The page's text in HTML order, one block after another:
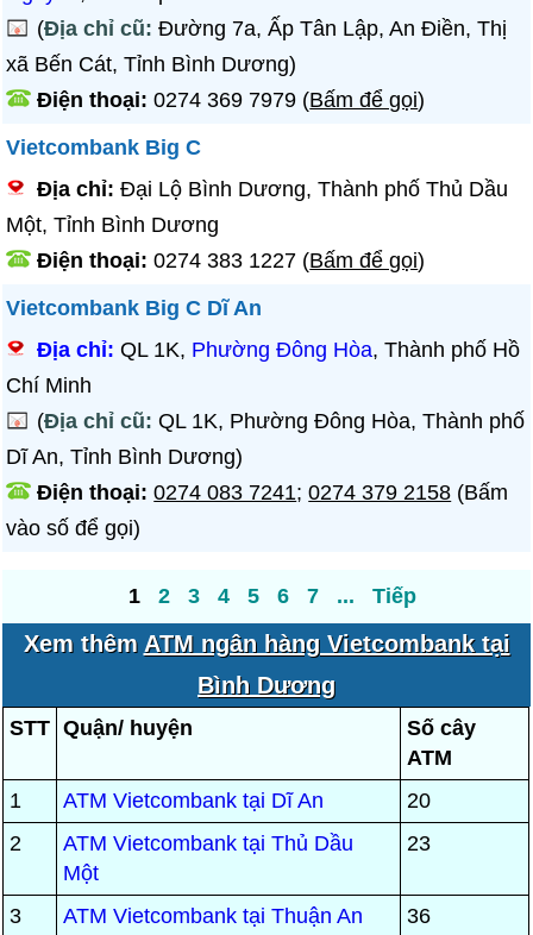
(Địa chỉ cũ:Đường 7a, Ấp Tân Lập, An Điền, Thị
xã Bến Cát, Tỉnh Bình Dương)
Điện thoại:0274 369 7979 (Bấm để gọi)
Vietcombank Big C
Địa chỉ:Đại Lộ Bình Dương, Thành phố Thủ Dầu
Một, Tỉnh Bình Dương
Điện thoại:0274 383 1227 (Bấm để gọi)
Vietcombank Big C Dĩ An
Địa chỉ:QL 1K, Phường Đông Hòa, Thành phố Hồ
Chí Minh
(Địa chỉ cũ:QL 1K, Phường Đông Hòa, Thành phố
Dĩ An, Tỉnh Bình Dương)
Điện thoại:0274 083 7241;0274 379 2158 (Bấm
vào số để gọi)
1 2 3 4 5 6 7 ... Tiếp
Xem thêm ATM ngân hàng Vietcombank tại
Bình Dương
STT Quận/ huyện
Số cây
ATM
1
ATM Vietcombank tại Dĩ An
20
2
ATM Vietcombank tại Thủ Dầu
Một
23
3 ATM Vietcombank tại Thuận An
36